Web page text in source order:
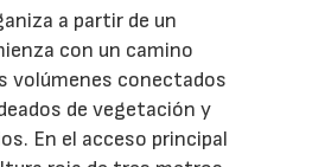
a partir de un
con un camino
volúmenes conectados
de vegetación y
En el acceso principal